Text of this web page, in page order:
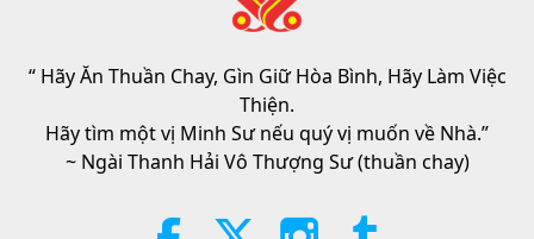
Đạo Đức Hồi Giáo Về Nước: Trích
Lời Thánh Khải 2026-08-05 270Lượt Xem
Quen Hằng Ngày Định Hình Sức
“ Hãy Ăn Thuần Chay, Gìn Giữ Hòa Bình, Hãy Làm Việc
Thiện.
Hãy tìm một vị Minh Sư nếu quý vị muốn về Nhà.”
~ Ngài Thanh Hải Vô Thượng Sư (thuần chay)